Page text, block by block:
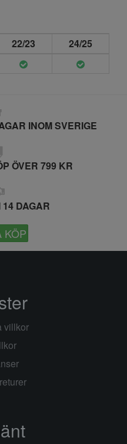
22/23
24/25
INOM SVERIGE
ÖVER 799 KR
DAGAR
KÖP
villkor